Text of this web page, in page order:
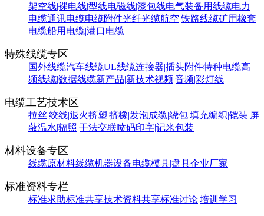
架空线|裸电线|型线电磁线|漆包线电气装备用线缆电力
电缆通讯电缆电缆附件光纤光缆航空|铁路线缆矿用橡套
电缆船用电缆|港口电缆
特殊线缆专区
国外线缆汽车线缆UL线缆连接器|插头附件特种电缆高
频线缆|数据线缆新产品|新技术视频|音频|彩灯线
电缆工艺技术区
拉丝|绞线|退火挤塑|挤橡|发泡成缆|绕包|填充编织|铠装|屏
蔽温水|辐照|干法交联喷码印字|记米包装
材料设备专区
线缆原材料线缆机器设备电缆模具|盘具企业厂家
标准资料专栏
标准求助标准共享技术资料共享标准讨论|培训学习